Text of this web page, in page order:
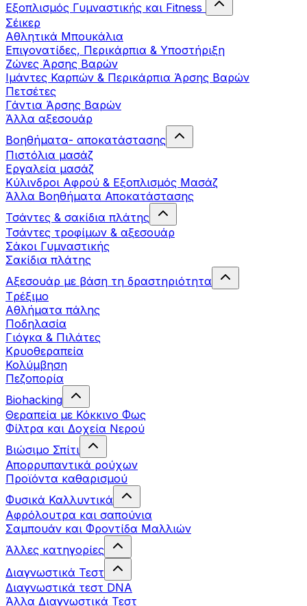
Εξοπλισμός Γυμναστικής και Fitness
Σέικερ
Αθλητικά Μπουκάλια
Επιγονατίδες, Περικάρπια & Υποστήριξη
Ζώνες Άρσης Βαρών
Ιμάντες Καρπών & Περικάρπια Άρσης Βαρών
Πετσέτες
Γάντια Άρσης Βαρών
Άλλα αξεσουάρ
Βοηθήματα- αποκατάστασης
Πιστόλια μασάζ
Εργαλεία μασάζ
Κύλινδροι Αφρού & Εξοπλισμός Μασάζ
Άλλα Βοηθήματα Αποκατάστασης
Τσάντες & σακίδια πλάτης
Τσάντες τροφίμων & αξεσουάρ
Σάκοι Γυμναστικής
Σακίδια πλάτης
Αξεσουάρ με βάση τη δραστηριότητα
Tρέξιμο
Αθλήματα πάλης
Ποδηλασία
Γιόγκα & Πιλάτες
Κρυοθεραπεία
Κολύμβηση
Πεζοπορία
Biohacking
Θεραπεία με Κόκκινο Φως
Φίλτρα και Δοχεία Νερού
Βιώσιμο Σπίτι
Απορρυπαντικά ρούχων
Προϊόντα καθαρισμού
Φυσικά Καλλυντικά
Αφρόλουτρα και σαπούνια
Σαμπουάν και Φροντίδα Μαλλιών
Άλλες κατηγορίες
Διαγνωστικά Τεστ
Διαγνωστικά τεστ DNA
Άλλα Διαγνωστικά Τεστ